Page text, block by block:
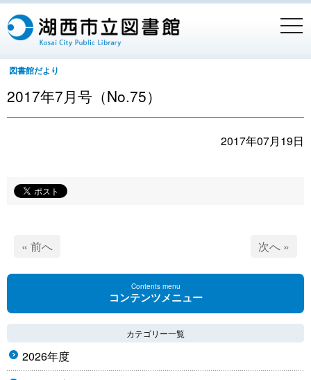
図書館だより
2017年7月号（No.75）
2017年07月19日
« 前へ 次へ »
Contents menu
コンテンツメニュー
カテゴリー一覧
2026年度